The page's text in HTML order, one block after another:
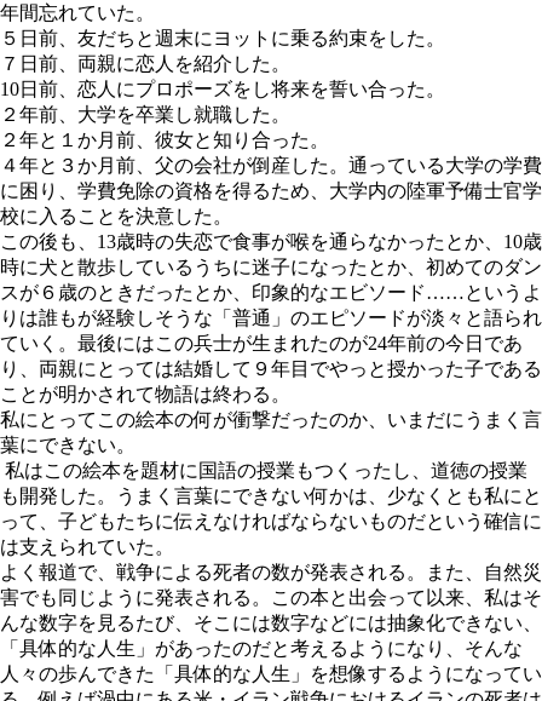
年間忘れていた。
５日前、友だちと週末にヨットに乗る約束をした。
７日前、両親に恋人を紹介した。
10日前、恋人にプロポーズをし将来を誓い合った。
２年前、大学を卒業し就職した。
２年と１か月前、彼女と知り合った。
４年と３か月前、父の会社が倒産した。通っている大学の学費
に困り、学費免除の資格を得るため、大学内の陸軍予備士官学
校に入ることを決意した。
この後も、13歳時の失恋で食事が喉を通らなかったとか、10歳
時に犬と散歩しているうちに迷子になったとか、初めてのダン
スが６歳のときだったとか、印象的なエビソード……というよ
りは誰もが経験しそうな「普通」のエピソードが淡々と語られ
ていく。最後にはこの兵士が生まれたのが24年前の今日であ
り、両親にとっては結婚して９年目でやっと授かった子である
ことが明かされて物語は終わる。
私にとってこの絵本の何が衝撃だったのか、いまだにうまく言
葉にできない。
私はこの絵本を題材に国語の授業もつくったし、道徳の授業
も開発した。うまく言葉にできない何かは、少なくとも私にと
って、子どもたちに伝えなければならないものだという確信に
は支えられていた。
よく報道で、戦争による死者の数が発表される。また、自然災
害でも同じように発表される。この本と出会って以来、私はそ
んな数字を見るたび、そこには数字などには抽象化できない、
「具体的な人生」があったのだと考えるようになり、そんな
人々の歩んできた「具体的な人生」を想像するようになってい